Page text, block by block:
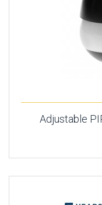
Adjustable